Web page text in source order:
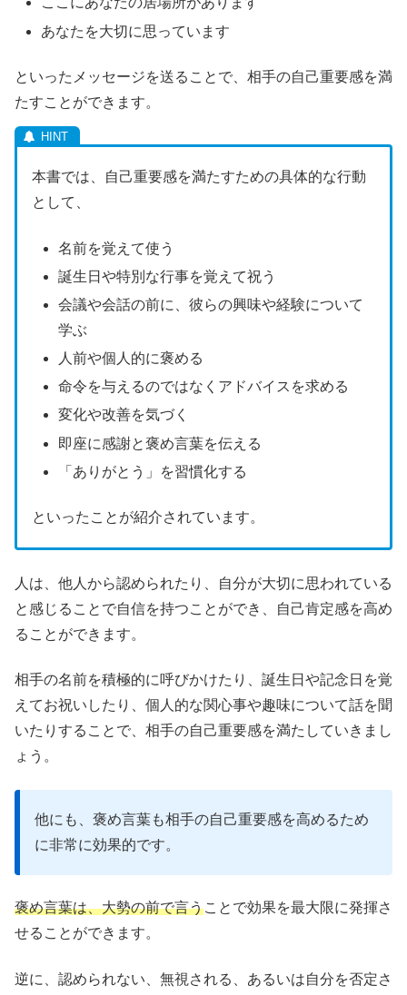
あなたを大切に思っています
といったメッセージを送ることで、相手の自己重要感を満
たすことができます。
本書では、自己重要感を満たすための具体的な行動
として、
名前を覚えて使う
誕生日や特別な行事を覚えて祝う
会議や会話の前に、彼らの興味や経験について
学ぶ
人前や個人的に褒める
命令を与えるのではなくアドバイスを求める
変化や改善を気づく
即座に感謝と褒め言葉を伝える
「ありがとう」を習慣化する
といったことが紹介されています。
人は、他人から認められたり、自分が大切に思われている
と感じることで自信を持つことができ、自己肯定感を高め
ることができます。
相手の名前を積極的に呼びかけたり、誕生日や記念日を覚
えてお祝いしたり、個人的な関心事や趣味について話を聞
いたりすることで、相手の自己重要感を満たしていきまし
ょう。
他にも、褒め言葉も相手の自己重要感を高めるため
に非常に効果的です。
褒め言葉は、大勢の前で言うことで効果を最大限に発揮さ
せることができます。
逆に、認められない、無視される、あるいは自分を否定さ